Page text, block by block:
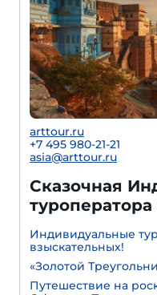
arttour.ru
+7 495 980-21-21
asia@arttour.ru
Сказочная
Индивидуальные
взыскательных!
«Золотой
Путешествие на